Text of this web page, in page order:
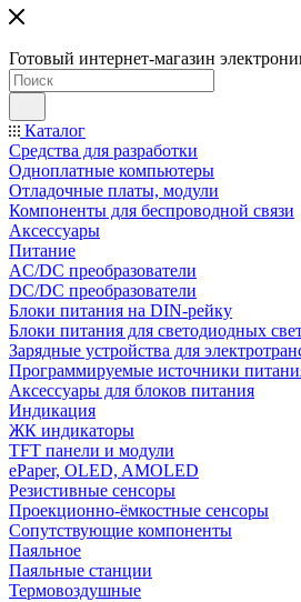
Готовый интернет-магазин
Каталог
Средства для разработки
Одноплатные компьютеры
Отладочные платы, модули
Компоненты для беспроводной связи
Аксессуары
Питание
AC/DC преобразователи
DC/DC преобразователи
Блоки питания на DIN-рейку
Блоки питания для светодиодных
Зарядные устройства для
Программируемые источники
Аксессуары для блоков питания
Индикация
ЖК индикаторы
TFT панели и модули
ePaper, OLED, AMOLED
Резистивные сенсоры
Проекционно-ёмкостные сенсоры
Сопутствующие компоненты
Паяльное
Паяльные станции
Термовоздушные